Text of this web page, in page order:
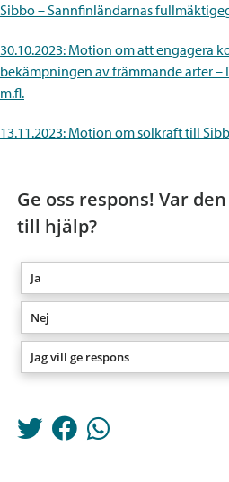
Sibbo – Sannfinländarnas
30.10.2023: Motion om att engagera
bekämpningen av främmande arter
m.fl.
13.11.2023: Motion om solkraft till
Ge oss respons! Var
till hjälp?
Ja
Nej
Jag vill ge respons